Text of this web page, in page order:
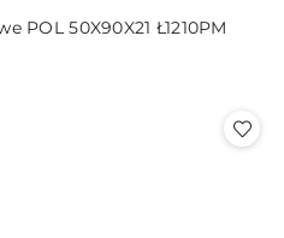
POL 50X90X21 Ł1210PM